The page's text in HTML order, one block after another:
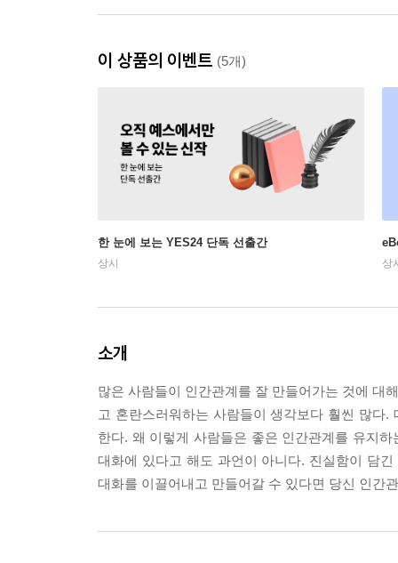
이 상품의 이벤트 (5개)
한 눈에 보는 YES24 단독 선출간
상시 상
소개
많은 사람들이 인간관계를 잘 만들어가는 것에 대
고 혼란스러워하는 사람들이 생각보다 훨씬 많다.
한다. 왜 이렇게 사람들은 좋은 인간관계를 유지
대화에 있다고 해도 과언이 아니다. 진실함이 담
대화를 이끌어내고 만들어갈 수 있다면 당신 인간